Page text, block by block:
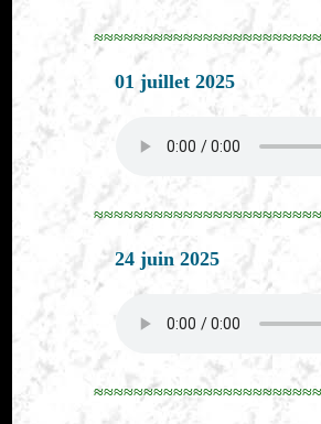
01 juillet 2025
24 juin 2025